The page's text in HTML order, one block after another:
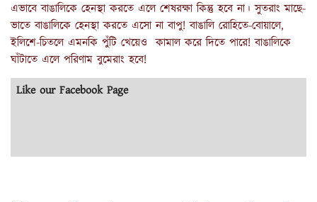
এভাবে বাঙালিকে হেনস্থা করতে এলে শেষরক্ষা কিন্তু হবে না। সুতরাং মাছে-
ভাতে বাঙালিকে হেনস্থা করতে এসো না বাপু! বাঙালি রোহিতে-বোয়ালে,
ইলিশে-চিতলে এমনকি পুঁটি খেয়েও কামাল করে দিতে পারে! বাঙালিকে
ঘাঁটাতে এলে পরিণাম বুমেরাং হবে!
Like our Facebook Page